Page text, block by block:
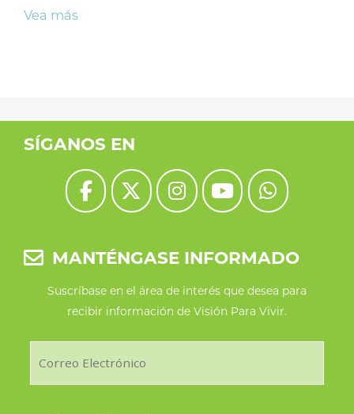
Vea más
SÍGANOS EN
MANTÉNGASE INFORMADO
Suscríbase en el área de interés que desea para
recibir información de Visión Para Vivir.